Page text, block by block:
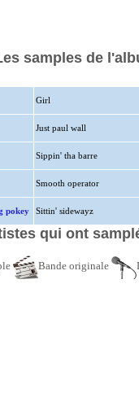
samples de
Girl
Just paul wall
Sippin' tha barre
Smooth operator
pokey Sittin' sidewayz
qui ont
Bande originale